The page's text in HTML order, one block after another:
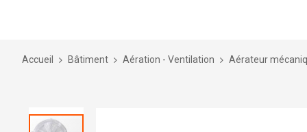
Accueil Bâtiment Aération - Ventilation Aérateur
Skip
to